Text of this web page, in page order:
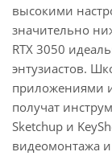
высокими
значительно
RTX 3050
энтузиастов.
приложениями
получат
Sketchup и
видеомонтажа